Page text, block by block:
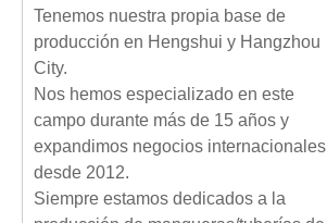
Tenemos nuestra propia base de
producción en Hengshui y Hangzhou
City.
Nos hemos especializado en este
campo durante más de 15 años y
expandimos negocios internacionales
desde 2012.
Siempre estamos dedicados a la